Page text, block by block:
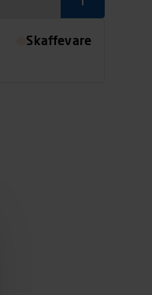
Skaffevare